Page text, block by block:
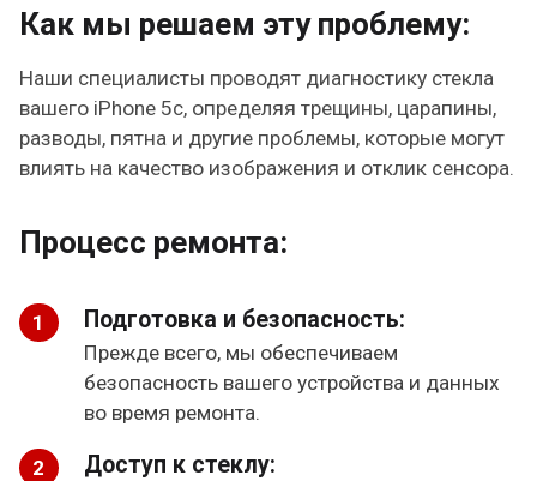
Как мы решаем эту проблему:
Наши специалисты проводят диагностику стекла
вашего iPhone 5c, определяя трещины, царапины,
разводы, пятна и другие проблемы, которые могут
влиять на качество изображения и отклик сенсора.
Процесс ремонта:
Подготовка и безопасность:
Прежде всего, мы обеспечиваем
безопасность вашего устройства и данных
во время ремонта.
Доступ к стеклу: